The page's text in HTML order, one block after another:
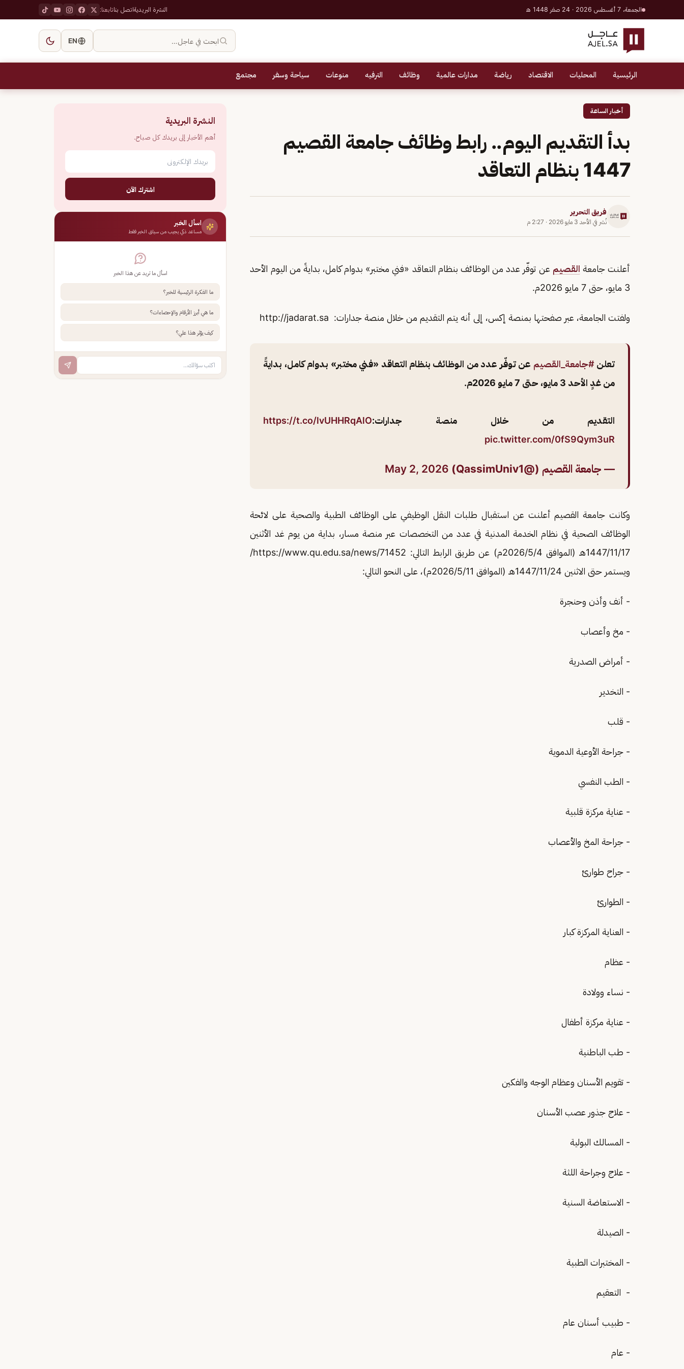
الجمعة، 7 أغسطس 2026 · 24 صفر 1448 هـ النشرة البريديةاتصل بناتابعنا:
ابحث في عاجل… EN
الرئيسية المحليات الاقتصاد رياضة مدارات عالمية وظائف الترفيه منوعات سياحة وسفر مجتمع
أخبار الساعة
بدأ التقديم اليوم.. رابط وظائف جامعة القصيم
1447 بنظام التعاقد
فريق التحرير
نُشر في الأحد 3 مايو 2026 · 2:27 م
أعلنت جامعة القصيم عن توفّر عدد من الوظائف بنظام التعاقد «فني مختبر» بدوام كامل، بدايةً من اليوم الأحد
3 مايو، حتى 7 مايو 2026م.
ولفتت الجامعة، عبر صفحتها بمنصة إكس، إلى أنه يتم التقديم من خلال منصة جدارات: http://jadarat.sa
تعلن#جامعة_القصيم عن توفّر عدد من الوظائف بنظام التعاقد «فني مختبر» بدوام كامل، بدايةً
من غدٍ الأحد 3 مايو، حتى 7 مايو 2026م.
التقديم من خلال منصة جدارات:https://t.co/lvUHHRqAlO
pic.twitter.com/0fS9Qym3uR
— جامعة القصيم (@QassimUniv1) May 2, 2026
وكانت جامعة القصيم أعلنت عن استقبال طلبات النقل الوظيفي على الوظائف الطبية والصحية على لائحة
الوظائف الصحية في نظام الخدمة المدنية في عدد من التخصصات عبر منصة مسار، بداية من يوم غد الأثنين
1447/11/17هـ (الموافق 2026/5/4م) عن طريق الرابط التالي: https://www.qu.edu.sa/news/71452/
ويستمر حتى الاثنين 1447/11/24هـ (الموافق 2026/5/11م)، على النحو التالي:
- أنف وأذن وحنجرة
- مخ وأعصاب
- أمراض الصدرية
- التخدير
- قلب
- جراحة الأوعية الدموية
- الطب النفسي
- عناية مركزة قلبية
- جراحة المخ والأعصاب
- جراح طوارئ
- الطوارئ
- العناية المركزة كبار
- عظام
- نساء وولادة
- عناية مركزة أطفال
- طب الباطنية
- تقويم الأسنان وعظام الوجه والفكين
- علاج جذور عصب الأسنان
- المسالك البولية
- علاج وجراحة اللثة
- الاستعاضة السنية
- الصيدلة
- المختبرات الطبية
- التعقيم
- طبيب أسنان عام
- عام
النشرة البريدية
أهم الأخبار إلى بريدك كل صباح.
اشترك الآن
اسأل الخبر
مساعد ذكي يجيب من سياق الخبر فقط
اسأل ما تريد عن هذا الخبر
ما الفكرة الرئيسية للخبر؟
ما هي أبرز الأرقام والإحصاءات؟
كيف يؤثر هذا علي؟